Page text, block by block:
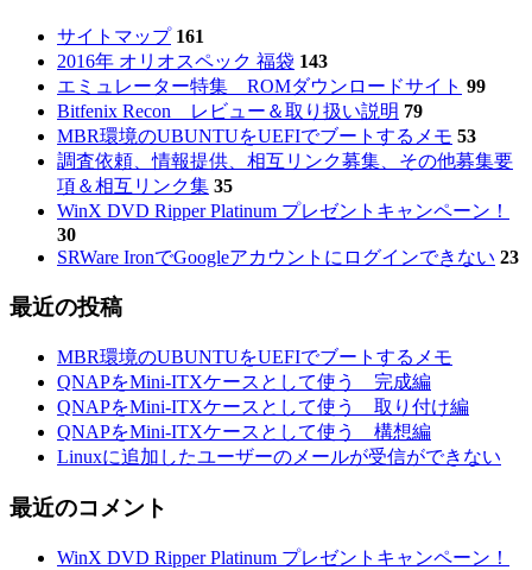
サイトマップ 161
2016年 オリオスペック 福袋 143
エミュレーター特集 ROMダウンロードサイト 99
Bitfenix Recon レビュー＆取り扱い説明 79
MBR環境のUBUNTUをUEFIでブートするメモ 53
調査依頼、情報提供、相互リンク募集、その他募集要
項＆相互リンク集 35
WinX DVD Ripper Platinum プレゼントキャンペーン！
30
SRWare IronでGoogleアカウントにログインできない 23
最近の投稿
MBR環境のUBUNTUをUEFIでブートするメモ
QNAPをMini-ITXケースとして使う 完成編
QNAPをMini-ITXケースとして使う 取り付け編
QNAPをMini-ITXケースとして使う 構想編
Linuxに追加したユーザーのメールが受信ができない
最近のコメント
WinX DVD Ripper Platinum プレゼントキャンペーン！